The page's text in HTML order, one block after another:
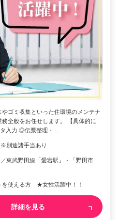
ゴミ収集といった住環境のメンテナ
全般をお任せします。 【具体的に
入力 ◎伝票整理・…
別途諸手当あり
東武野田線「愛宕駅」・「野田市
使える方 ★女性活躍中！！
詳細を見る